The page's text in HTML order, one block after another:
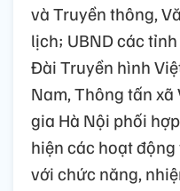
và Truyền thông,
lịch; UBND các
Đài Truyền hình
Nam, Thông tấn
gia Hà Nội phối
hiện các hoạt
với chức năng,